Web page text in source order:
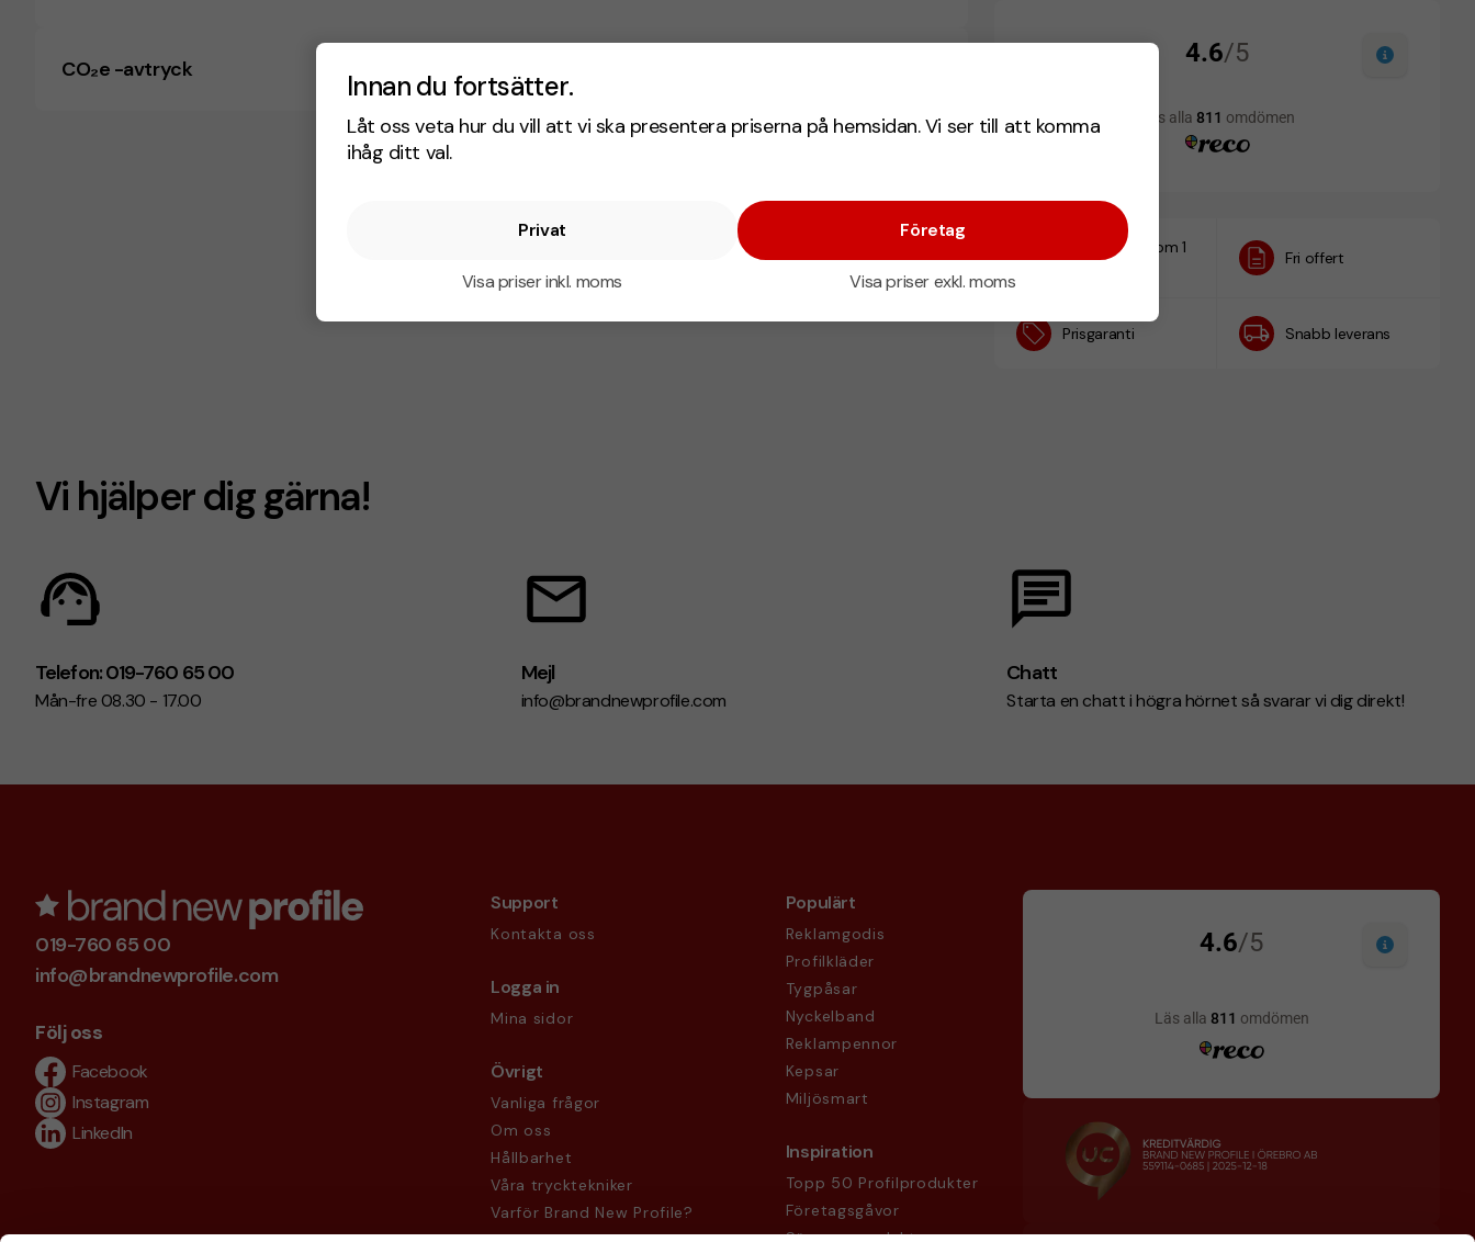
Innan du fortsätter.
Låt oss veta hur du vill att vi ska presentera priserna på hemsidan. Vi ser till att komma
ihåg ditt val.
Privat
Visa priser inkl. moms
Företag
Visa priser exkl. moms
CO₂e -avtryck
Designskiss inom 1
Fri offert
Prisgaranti Snabb leverans
Vi hjälper dig gärna!
Telefon: 019-760 65 00
Mån-fre 08.30 - 17.00
Mejl
info@brandnewprofile.com
Chatt
Starta en chatt i högra hörnet så svarar vi dig direkt!
019-760 65 00
info@brandnewprofile.com
Följ oss
Facebook
Instagram
LinkedIn
Support
Kontakta oss
Logga in
Mina sidor
Övrigt
Vanliga frågor
Om oss
Hållbarhet
Våra trycktekniker
Varför Brand New Profile?
Populärt
Reklamgodis
Profilkläder
Tygpåsar
Nyckelband
Reklampennor
Kepsar
Miljösmart
Inspiration
Topp 50 Profilprodukter
Företagsgåvor
Säsongsprodukter